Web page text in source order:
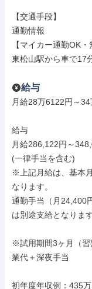
【交通手段】
通勤情報
【マイカー通勤OK
東松山駅から車で17
給与
月給28万6122円～
給与
月給286,122円～
(一律手当を含む)
※上記月給は、基本
なります。
通勤手当（月24,400
は別途支給となります
※試用期間3ヶ月（習
業代＋深夜手当
初年度年収例：435